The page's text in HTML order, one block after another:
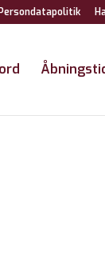
Persondatapolitik